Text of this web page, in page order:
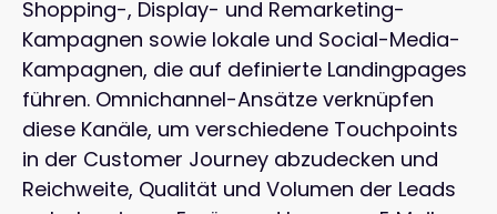
Shopping-, Display- und Remarketing-
Kampagnen sowie lokale und Social-Media-
Kampagnen, die auf definierte Landingpages
führen. Omnichannel-Ansätze verknüpfen
diese Kanäle, um verschiedene Touchpoints
in der Customer Journey abzudecken und
Reichweite, Qualität und Volumen der Leads